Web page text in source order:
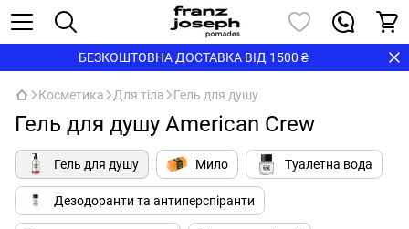
БЕЗКОШТОВНА ДОСТАВКА ВІД 1500 ₴
Косметика Для тіла Гель для душу
Гель для душу American Crew
Гель для душу Мило Туалетна вода
Дезодоранти та антиперспіранти